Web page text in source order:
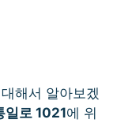
해서 알아보겠
일로 1021에 위